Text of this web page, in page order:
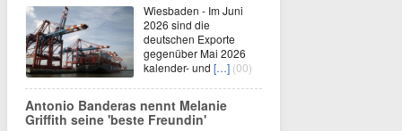
Wiesbaden - Im Juni
2026 sind die
deutschen Exporte
gegenüber Mai 2026
kalender- und […] (00)
Antonio Banderas nennt Melanie
Griffith seine 'beste Freundin'